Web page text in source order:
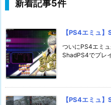
新着記事5件
【PS4エミュ
ついにPS4エミ
ShadPS4でプレ
【PS4エミュ